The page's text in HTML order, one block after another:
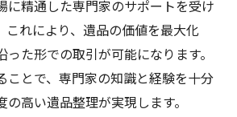
に精通した専門家のサポートを受け
これにより、遺品の価値を最大化
った形での取引が可能になります。
ことで、専門家の知識と経験を十分
高い遺品整理が実現します。